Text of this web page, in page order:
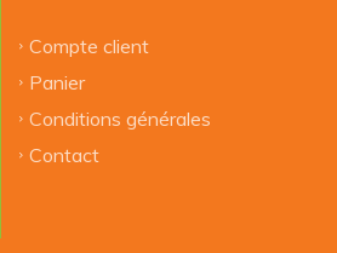
Compte client
Panier
Conditions générales
Contact